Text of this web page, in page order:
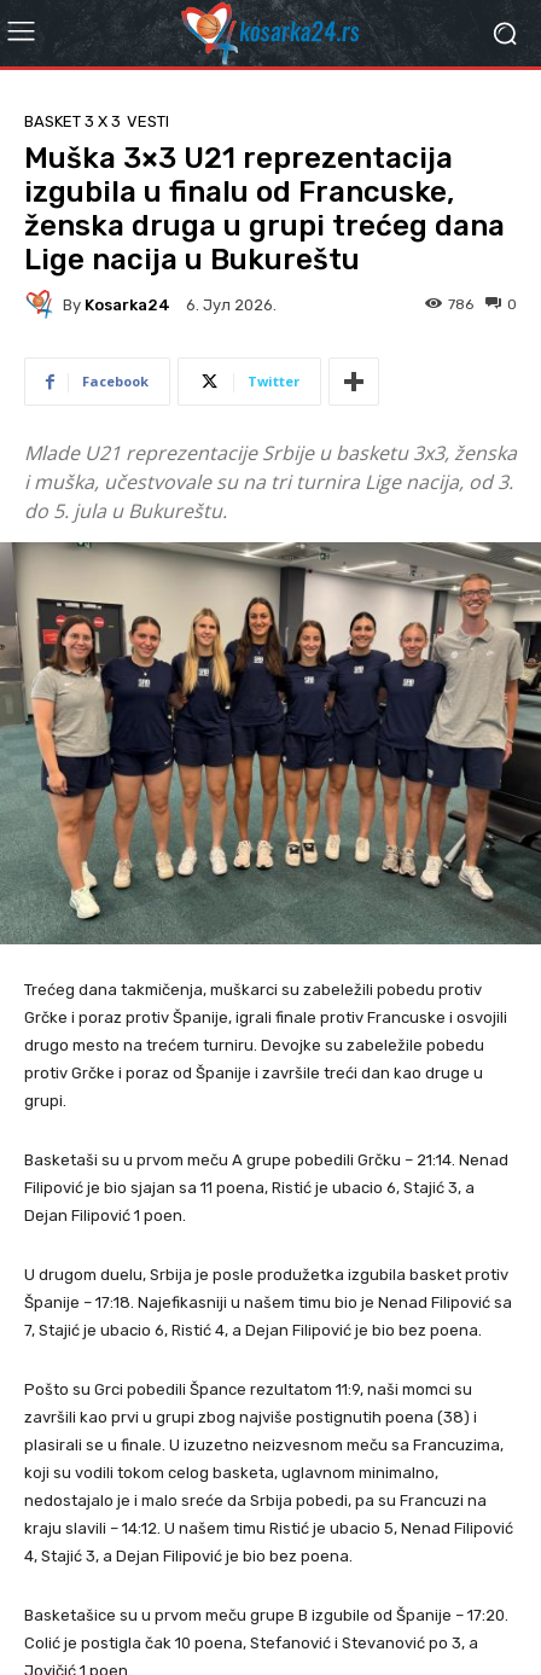
BASKET 3 X 3 VESTI
Muška 3×3 U21 reprezentacija
izgubila u finalu od Francuske,
ženska druga u grupi trećeg dana
Lige nacija u Bukureštu
By Kosarka24 6. Јул 2026. 0
786
Facebook Twitter
Mlade U21 reprezentacije Srbije u basketu 3x3, ženska
i muška, učestvovale su na tri turnira Lige nacija, od 3.
do 5. jula u Bukureštu.
Trećeg dana takmičenja, muškarci su zabeležili pobedu protiv
Grčke i poraz protiv Španije, igrali finale protiv Francuske i osvojili
drugo mesto na trećem turniru. Devojke su zabeležile pobedu
protiv Grčke i poraz od Španije i završile treći dan kao druge u
grupi.
Basketaši su u prvom meču A grupe pobedili Grčku – 21:14. Nenad
Filipović je bio sjajan sa 11 poena, Ristić je ubacio 6, Stajić 3, a
Dejan Filipović 1 poen.
U drugom duelu, Srbija je posle produžetka izgubila basket protiv
Španije – 17:18. Najefikasniji u našem timu bio je Nenad Filipović sa
7, Stajić je ubacio 6, Ristić 4, a Dejan Filipović je bio bez poena.
Pošto su Grci pobedili Špance rezultatom 11:9, naši momci su
završili kao prvi u grupi zbog najviše postignutih poena (38) i
plasirali se u finale. U izuzetno neizvesnom meču sa Francuzima,
koji su vodili tokom celog basketa, uglavnom minimalno,
nedostajalo je i malo sreće da Srbija pobedi, pa su Francuzi na
kraju slavili – 14:12. U našem timu Ristić je ubacio 5, Nenad Filipović
4, Stajić 3, a Dejan Filipović je bio bez poena.
Basketašice su u prvom meču grupe B izgubile od Španije – 17:20.
Colić je postigla čak 10 poena, Stefanović i Stevanović po 3, a
Jovičić 1 poen.